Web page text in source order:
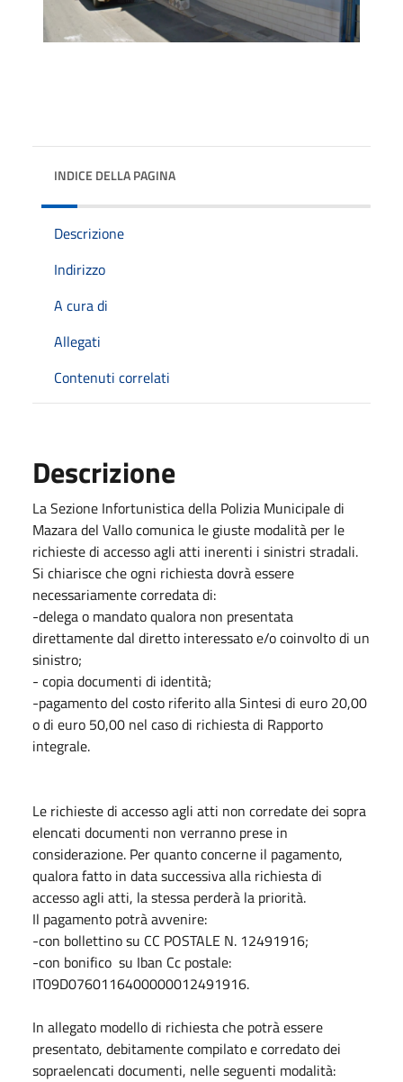
INDICE DELLA PAGINA
Descrizione
Indirizzo
A cura di
Allegati
Contenuti correlati
Descrizione
La Sezione Infortunistica della Polizia Municipale di
Mazara del Vallo comunica le giuste modalità per le
richieste di accesso agli atti inerenti i sinistri stradali.
Si chiarisce che ogni richiesta dovrà essere
necessariamente corredata di:
-delega o mandato qualora non presentata
direttamente dal diretto interessato e/o coinvolto di un
sinistro;
- copia documenti di identità;
-pagamento del costo riferito alla Sintesi di euro 20,00
o di euro 50,00 nel caso di richiesta di Rapporto
integrale.
Le richieste di accesso agli atti non corredate dei sopra
elencati documenti non verranno prese in
considerazione. Per quanto concerne il pagamento,
qualora fatto in data successiva alla richiesta di
accesso agli atti, la stessa perderà la priorità.
Il pagamento potrà avvenire:
-con bollettino su CC POSTALE N. 12491916;
-con bonifico su Iban Cc postale:
IT09D0760116400000012491916.
In allegato modello di richiesta che potrà essere
presentato, debitamente compilato e corredato dei
sopraelencati documenti, nelle seguenti modalità: